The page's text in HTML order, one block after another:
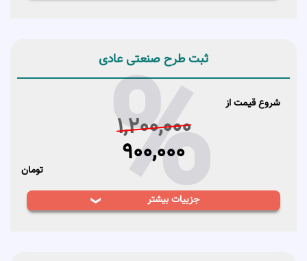
۱- ثبت اظهارنامه درخواست ثبت طرح شما ( یک طرح )
5-ویرایش عکسهای صنعتی
ثبت طرح صنعتی عادی
شروع قیمت از %
1,200,000
900,000
تومان
جزییات بیشتر
۱- ثبت اظهارنامه درخواست ثبت طرح شما ( یک طرح )